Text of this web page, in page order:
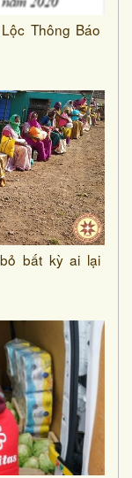
Thông Báo
bất kỳ ai lại